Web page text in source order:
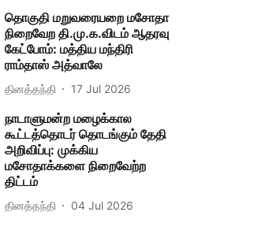
தொகுதி மறுவரையறை மசோதா
நிறைவேற தி.மு.க.விடம் ஆதரவு
கேட்போம்: மத்திய மந்திரி
ராம்தாஸ் அத்வாலே
தினத்தந்தி 17 Jul 2026
நாடாளுமன்ற மழைக்கால
கூட்டத்தொடர் தொடங்கும் தேதி
அறிவிப்பு: முக்கிய
மசோதாக்களை நிறைவேற்ற
திட்டம்
தினத்தந்தி 04 Jul 2026